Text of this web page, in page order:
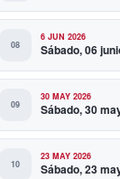
6 JUN 2026
Sábado, 06
30 MAY 2026
Sábado, 30
23 MAY 2026
Sábado, 23